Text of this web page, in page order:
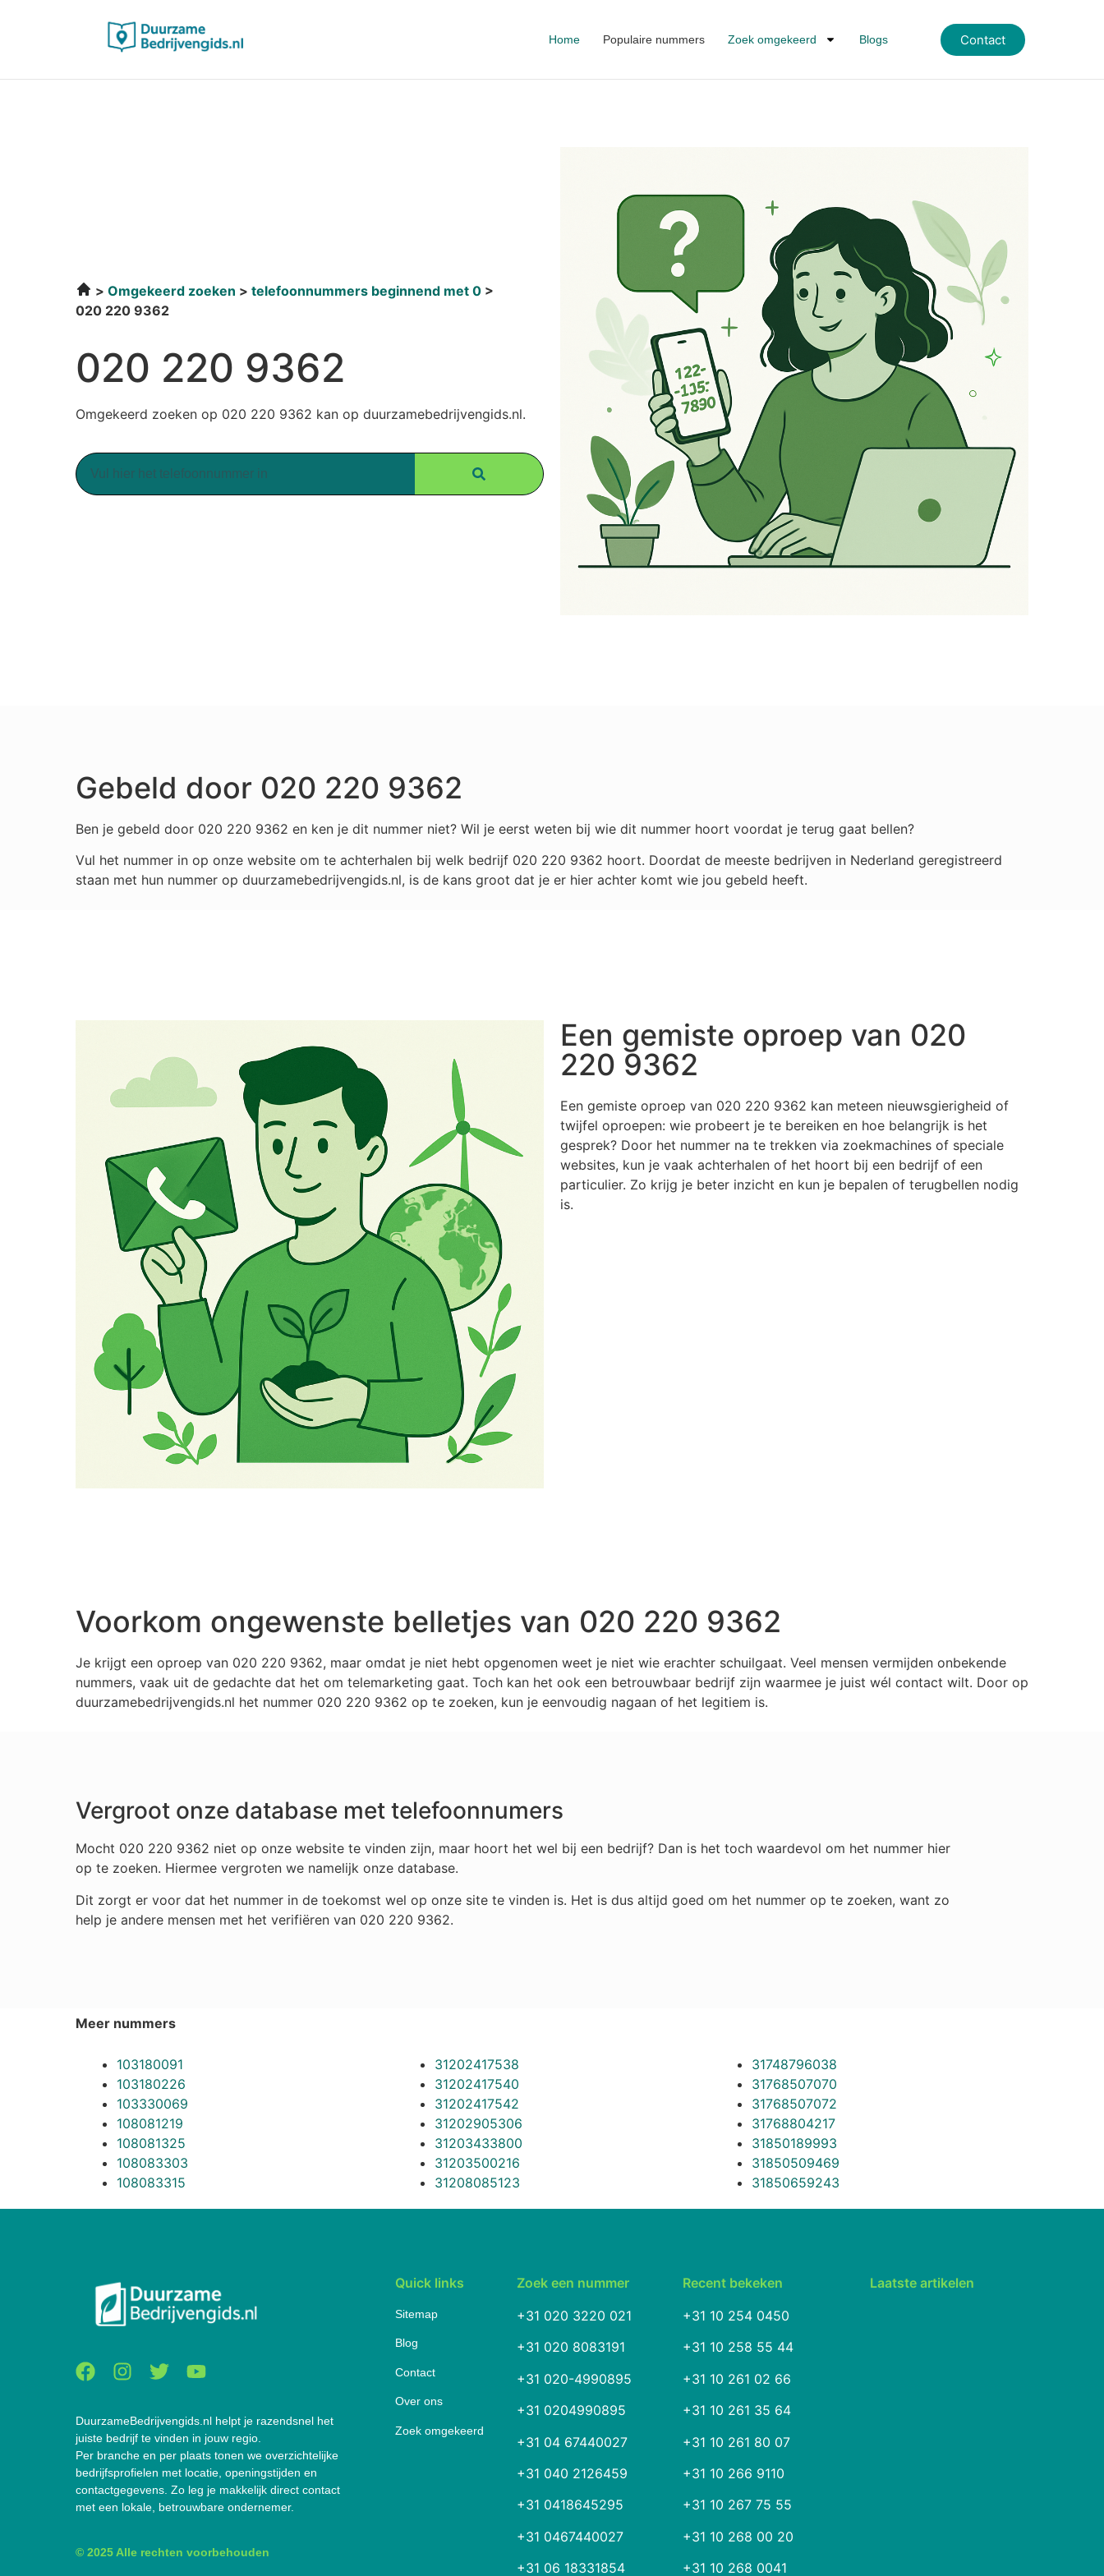
Home Populaire nummers Zoek omgekeerd Blogs Contact
Omgekeerd zoeken
telefoonnummers beginnend met 0
020 220 9362
020 220 9362
Omgekeerd zoeken op 020 220 9362 kan op duurzamebedrijvengids.nl.
Gebeld door 020 220 9362
Ben je gebeld door 020 220 9362 en ken je dit nummer niet? Wil je eerst weten bij wie dit nummer hoort voordat je terug gaat bellen?
Vul het nummer in op onze website om te achterhalen bij welk bedrijf 020 220 9362 hoort. Doordat de meeste bedrijven in Nederland geregistreerd
staan met hun nummer op duurzamebedrijvengids.nl, is de kans groot dat je er hier achter komt wie jou gebeld heeft.
Een gemiste oproep van 020
220 9362
Een gemiste oproep van 020 220 9362 kan meteen nieuwsgierigheid of
twijfel oproepen: wie probeert je te bereiken en hoe belangrijk is het
gesprek? Door het nummer na te trekken via zoekmachines of speciale
websites, kun je vaak achterhalen of het hoort bij een bedrijf of een
particulier. Zo krijg je beter inzicht en kun je bepalen of terugbellen nodig
is.
Voorkom ongewenste belletjes van 020 220 9362
Je krijgt een oproep van 020 220 9362, maar omdat je niet hebt opgenomen weet je niet wie erachter schuilgaat. Veel mensen vermijden onbekende
nummers, vaak uit de gedachte dat het om telemarketing gaat. Toch kan het ook een betrouwbaar bedrijf zijn waarmee je juist wél contact wilt. Door op
duurzamebedrijvengids.nl het nummer 020 220 9362 op te zoeken, kun je eenvoudig nagaan of het legitiem is.
Vergroot onze database met telefoonnumers
Mocht 020 220 9362 niet op onze website te vinden zijn, maar hoort het wel bij een bedrijf? Dan is het toch waardevol om het nummer hier
op te zoeken. Hiermee vergroten we namelijk onze database.
Dit zorgt er voor dat het nummer in de toekomst wel op onze site te vinden is. Het is dus altijd goed om het nummer op te zoeken, want zo
help je andere mensen met het verifiëren van 020 220 9362.
Meer nummers
103180091
103180226
103330069
108081219
108081325
108083303
108083315
31202417538
31202417540
31202417542
31202905306
31203433800
31203500216
31208085123
31748796038
31768507070
31768507072
31768804217
31850189993
31850509469
31850659243
DuurzameBedrijvengids.nl helpt je razendsnel het
juiste bedrijf te vinden in jouw regio.
Per branche en per plaats tonen we overzichtelijke
bedrijfsprofielen met locatie, openingstijden en
contactgegevens. Zo leg je makkelijk direct contact
met een lokale, betrouwbare ondernemer.
© 2025 Alle rechten voorbehouden
Quick links
Sitemap
Blog
Contact
Over ons
Zoek omgekeerd
Zoek een nummer
+31 020 3220 021
+31 020 8083191
+31 020-4990895
+31 0204990895
+31 04 67440027
+31 040 2126459
+31 0418645295
+31 0467440027
+31 06 18331854
Recent bekeken
+31 10 254 0450
+31 10 258 55 44
+31 10 261 02 66
+31 10 261 35 64
+31 10 261 80 07
+31 10 266 9110
+31 10 267 75 55
+31 10 268 00 20
+31 10 268 0041
Laatste artikelen